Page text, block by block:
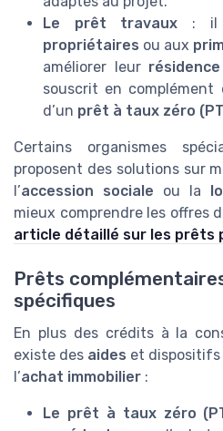
Le prêt travaux : il
propriétaires ou aux
améliorer leur
souscrit en complément
d’un prêt à taux zéro
Certains organismes
proposent des solutions sur
l’accession sociale ou la
mieux comprendre les offres
article détaillé sur les prêts
Prêts
spécifiques
En plus des crédits à la
existe des aides et
l’achat immobilier :
Le prêt à taux zéro